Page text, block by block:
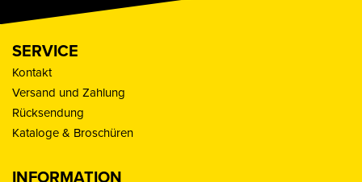
SERVICE
Kontakt
Versand und Zahlung
Rücksendung
Kataloge & Broschüren